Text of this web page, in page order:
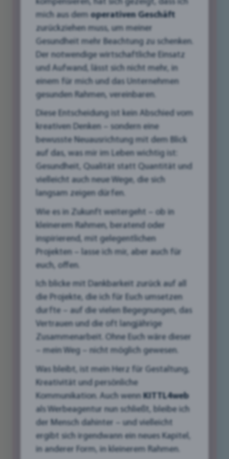
Grafikdesign Logo Entwicklung:
Dein Logo – Mehr als nur ein Symbol
Ein gutes Logo ist das Aushängeschild Deiner
Marke und vermittelt auf den ersten Blick, wer
Doch wie entsteht ein Logo, das Deine Werte
perfekt widerspiegelt und Deine Zielgruppe
anspricht? Erfahre, wie wir bei KITTL4web den
Prozess der Logo-Entwicklung gestalten und
worauf wir dabei besonders achten.
➡️ Klicke hier, um mehr zu erfahren!
mehr
Wahrnehmung: Was siehst
du? Oder was siehst du nicht!
12/11/2024
mich aus dem operativen Geschäft
zurückziehen muss, um meiner
Gesundheit mehr Beachtung zu schenken.
Der notwendige wirtschaftliche Einsatz
und Aufwand, lässt sich nicht mehr, in
einem für mich und das Unternehmen
gesunden Rahmen, vereinbaren.
Diese Entscheidung ist kein Abschied vom
kreativen Denken – sondern eine
bewusste Neuausrichtung mit dem Blick
auf das, was mir im Leben wichtig ist:
Gesundheit, Qualität statt Quantität und
vielleicht auch neue Wege, die sich
langsam zeigen dürfen.
Wie es in Zukunft weitergeht – ob in
kleinerem Rahmen, beratend oder
inspirierend, mit gelegentlichen
Projekten – lasse ich mir, aber auch für
euch, offen.
Ich blicke mit Dankbarkeit zurück auf all
die Projekte, die ich für Euch umsetzen
durfte – auf die vielen Begegnungen, das
Vertrauen und die oft langjährige
Zusammenarbeit. Ohne Euch wäre dieser
– mein Weg – nicht möglich gewesen.
Was bleibt, ist mein Herz für Gestaltung,
Kreativität und persönliche
Kommunikation. Auch wenn KITTL4web
als Werbeagentur nun schließt, bleibe ich
der Mensch dahinter – und vielleicht
ergibt sich irgendwann ein neues Kapitel,
in anderer Form, in kleinerem Rahmen.